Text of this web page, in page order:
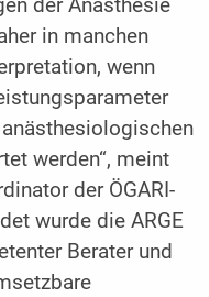
der Anästhesie
in manchen
wenn
werden“, meint
der ÖGARI-
wurde die ARGE
Berater und